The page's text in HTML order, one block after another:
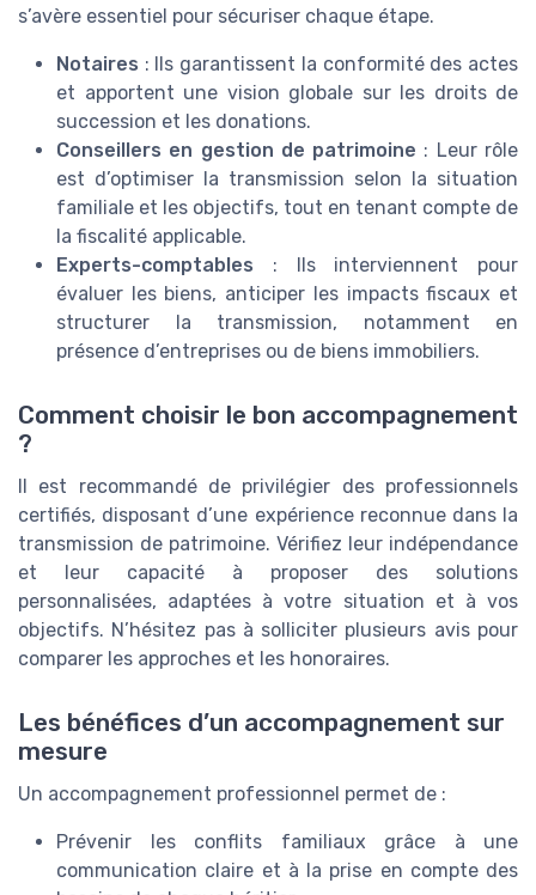
s’avère essentiel pour sécuriser chaque étape.
Notaires : Ils garantissent la conformité des actes
et apportent une vision globale sur les droits de
succession et les donations.
Conseillers en gestion de patrimoine : Leur rôle
est d’optimiser la transmission selon la situation
familiale et les objectifs, tout en tenant compte de
la fiscalité applicable.
Experts-comptables : Ils interviennent pour
évaluer les biens, anticiper les impacts fiscaux et
structurer la transmission, notamment en
présence d’entreprises ou de biens immobiliers.
Comment choisir le bon accompagnement
?
Il est recommandé de privilégier des professionnels
certifiés, disposant d’une expérience reconnue dans la
transmission de patrimoine. Vérifiez leur indépendance
et leur capacité à proposer des solutions
personnalisées, adaptées à votre situation et à vos
objectifs. N’hésitez pas à solliciter plusieurs avis pour
comparer les approches et les honoraires.
Les bénéfices d’un accompagnement sur
mesure
Un accompagnement professionnel permet de :
Prévenir les conflits familiaux grâce à une
communication claire et à la prise en compte des